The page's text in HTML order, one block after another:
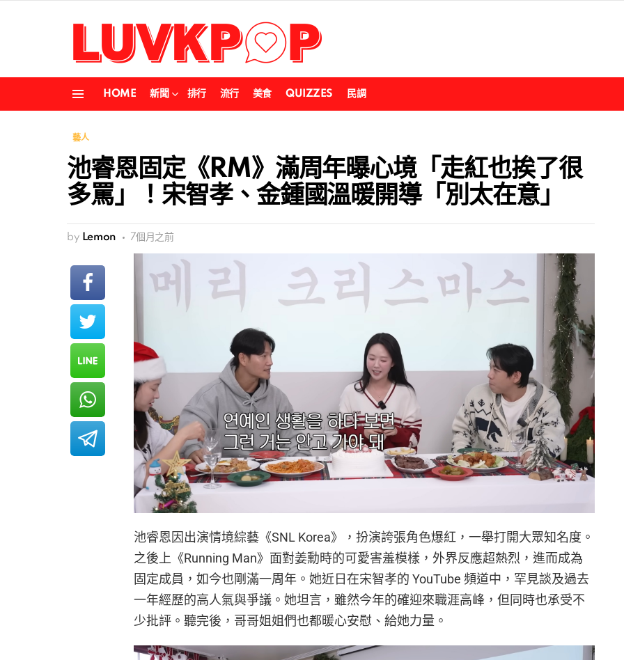
HOME 新聞 排行 流行 美食 QUIZZES 民調
藝人
池睿恩固定《RM》滿周年曝心境「走紅也挨了很
多罵」！宋智孝、金鍾國溫暖開導「別太在意」
by Lemon 7個月之前
池睿恩因出演情境綜藝《SNL Korea》，扮演誇張角色爆紅，一舉打開大眾知名度。
之後上《Running Man》面對姜勳時的可愛害羞模樣，外界反應超熱烈，進而成為
固定成員，如今也剛滿一周年。她近日在宋智孝的 YouTube 頻道中，罕見談及過去
一年經歷的高人氣與爭議。她坦言，雖然今年的確迎來職涯高峰，但同時也承受不
少批評。聽完後，哥哥姐姐們也都暖心安慰、給她力量。